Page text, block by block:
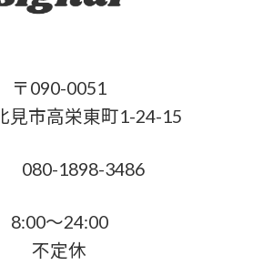
〒090-0051
見市高栄東町1-24-15
080-1898-3486
8:00～24:00
不定休